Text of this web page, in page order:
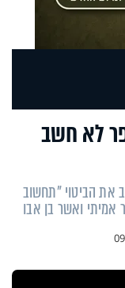
לא חשב
את הביטוי "תחשוב
אמיתי ואשר בן אבו